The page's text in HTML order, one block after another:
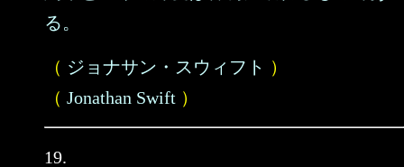
る。
（ ジョナサン・スウィフト ）
（ Jonathan Swift ）
19.